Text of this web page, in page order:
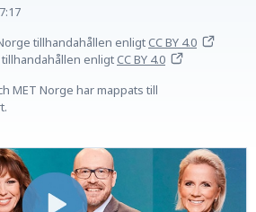
tillhandahållen enligtCC BY 4.0
enligtCC BY 4.0
MET Norge har mappats till